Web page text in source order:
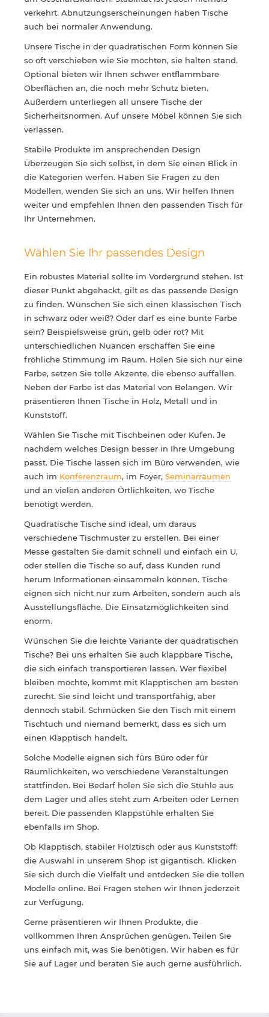
verkehrt. Abnutzungserscheinungen haben Tische
auch bei normaler Anwendung.
Unsere Tische in der quadratischen Form können Sie
so oft verschieben wie Sie möchten, sie halten stand.
Optional bieten wir Ihnen schwer entflammbare
Oberflächen an, die noch mehr Schutz bieten.
Außerdem unterliegen all unsere Tische der
Sicherheitsnormen. Auf unsere Möbel können Sie sich
verlassen.
Stabile Produkte im ansprechenden Design
Überzeugen Sie sich selbst, in dem Sie einen Blick in
die Kategorien werfen. Haben Sie Fragen zu den
Modellen, wenden Sie sich an uns. Wir helfen Ihnen
weiter und empfehlen Ihnen den passenden Tisch für
Ihr Unternehmen.
Wählen Sie Ihr passendes Design
Ein robustes Material sollte im Vordergrund stehen. Ist
dieser Punkt abgehackt, gilt es das passende Design
zu finden. Wünschen Sie sich einen klassischen Tisch
in schwarz oder weiß? Oder darf es eine bunte Farbe
sein? Beispielsweise grün, gelb oder rot? Mit
unterschiedlichen Nuancen erschaffen Sie eine
fröhliche Stimmung im Raum. Holen Sie sich nur eine
Farbe, setzen Sie tolle Akzente, die ebenso auffallen.
Neben der Farbe ist das Material von Belangen. Wir
präsentieren Ihnen Tische in Holz, Metall und in
Kunststoff.
Wählen Sie Tische mit Tischbeinen oder Kufen. Je
nachdem welches Design besser in Ihre Umgebung
passt. Die Tische lassen sich im Büro verwenden, wie
auch im Konferenzraum, im Foyer, Seminarräumen
und an vielen anderen Örtlichkeiten, wo Tische
benötigt werden.
Quadratische Tische sind ideal, um daraus
verschiedene Tischmuster zu erstellen. Bei einer
Messe gestalten Sie damit schnell und einfach ein U,
oder stellen die Tische so auf, dass Kunden rund
herum Informationen einsammeln können. Tische
eignen sich nicht nur zum Arbeiten, sondern auch als
Ausstellungsfläche. Die Einsatzmöglichkeiten sind
enorm.
Wünschen Sie die leichte Variante der quadratischen
Tische? Bei uns erhalten Sie auch klappbare Tische,
die sich einfach transportieren lassen. Wer flexibel
bleiben möchte, kommt mit Klapptischen am besten
zurecht. Sie sind leicht und transportfähig, aber
dennoch stabil. Schmücken Sie den Tisch mit einem
Tischtuch und niemand bemerkt, dass es sich um
einen Klapptisch handelt.
Solche Modelle eignen sich fürs Büro oder für
Räumlichkeiten, wo verschiedene Veranstaltungen
stattfinden. Bei Bedarf holen Sie sich die Stühle aus
dem Lager und alles steht zum Arbeiten oder Lernen
bereit. Die passenden Klappstühle erhalten Sie
ebenfalls im Shop.
Ob Klapptisch, stabiler Holztisch oder aus Kunststoff:
die Auswahl in unserem Shop ist gigantisch. Klicken
Sie sich durch die Vielfalt und entdecken Sie die tollen
Modelle online. Bei Fragen stehen wir Ihnen jederzeit
zur Verfügung.
Gerne präsentieren wir Ihnen Produkte, die
vollkommen Ihren Ansprüchen genügen. Teilen Sie
uns einfach mit, was Sie benötigen. Wir haben es für
Sie auf Lager und beraten Sie auch gerne ausführlich.